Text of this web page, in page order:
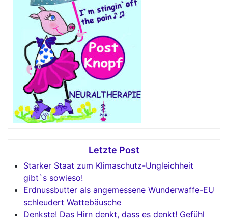
Letzte Post
Starker Staat zum Klimaschutz-Ungleichheit
gibt`s sowieso!
Erdnussbutter als angemessene Wunderwaffe-EU
schleudert Wattebäusche
Denkste! Das Hirn denkt, dass es denkt! Gefühl